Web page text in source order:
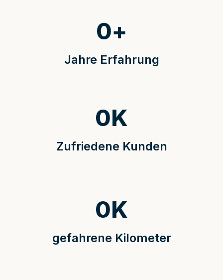
Jahre Erfahrung
0+
Zufriedene Kunden
0K
gefahrene Kilometer
0K